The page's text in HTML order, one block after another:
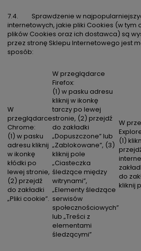
7.4. Sprawdzenie w
internetowych, jakie pliki Cookies (w tym
plików Cookies oraz ich dostawca) są
przez stronę Sklepu Internetowego jest
sposób:
W
przeglądarce
Chrome:
(1) w pasku
adresu kliknij
w ikonkę
kłódki po
lewej stronie,
(2) przejdź
do zakładki
„Pliki cookie”.
W przeglądarce
Firefox:
(1) w pasku adresu
kliknij w ikonkę
tarczy po lewej
stronie, (2) przejdź
do zakładki
„Dopuszczone” lub
„Zablokowane”, (3)
kliknij pole
„Ciasteczka
śledzące między
witrynami”,
„Elementy śledzące
serwisów
społecznościowych”
lub „Treści z
elementami
śledzącymi”
W
(1)
do
kliknij